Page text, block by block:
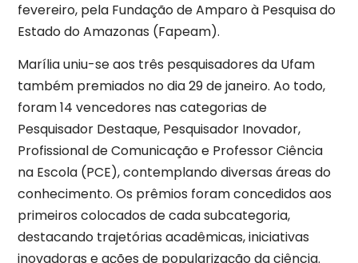
fevereiro, pela Fundação de Amparo à Pesquisa do
Estado do Amazonas (Fapeam).
Marília uniu-se aos três pesquisadores da Ufam
também premiados no dia 29 de janeiro. Ao todo,
foram 14 vencedores nas categorias de
Pesquisador Destaque, Pesquisador Inovador,
Profissional de Comunicação e Professor Ciência
na Escola (PCE), contemplando diversas áreas do
conhecimento. Os prêmios foram concedidos aos
primeiros colocados de cada subcategoria,
destacando trajetórias acadêmicas, iniciativas
inovadoras e ações de popularização da ciência.